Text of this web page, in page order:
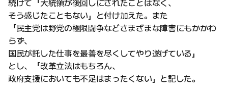
続けて「大統領が後回しにされたことはなく、
そう感じたこともない」と付け加えた。また
「民主党は野党の極限闘争などさまざまな障害にもかかわ
らず、
国民が託した仕事を最善を尽くしてやり遂げている」
とし、「改革立法はもちろん、
政府支援においても不足はまったくない」と記した。